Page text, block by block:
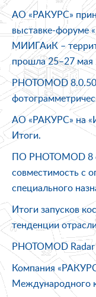
АО «РАКУРС»
выставке-форуме
МИИГАиК –
прошла 25–27 мая
PHOTOMOD
АО «РАКУРС» на
Итоги.
ПО PHOTOMOD 8
совместимость с
специального
Итоги запусков
тенденции
PHOTOMOD
Компания
Международного